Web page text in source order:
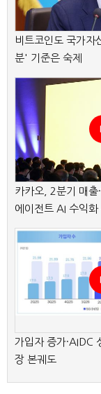
비트코인도 국가자
분' 기준은 숙제
카카오, 2분기 매
에이전트 AI 수익화
가입자 증가·AIDC
장 본궤도